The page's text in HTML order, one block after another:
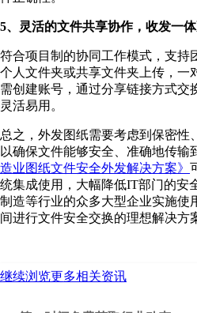
5、灵活的文件共享协作，收发一
符合项目制的协同工作模式，支持
个人文件夹或共享文件夹上传，一
需创建账号，通过分享链接方式交
灵活易用。
总之，外发图纸需要考虑到保密性
以确保文件能够安全、准确地传输
造业图纸文件安全外发解决方案》
统集成使用，大幅降低IT部门的安
制造等行业的众多大型企业实施使
间进行文件安全交换的理想解决方
继续浏览更多相关资讯